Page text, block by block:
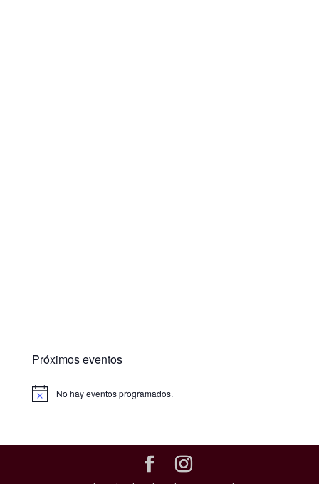
Próximos eventos
No hay eventos programados.